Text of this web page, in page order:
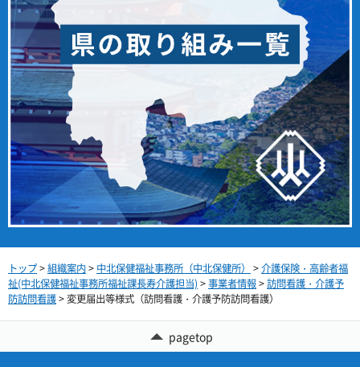
トップ>組織案内> 中北保健福祉事務所（中北保健所） >介護保険・高齢者福
祉(中北保健福祉事務所福祉課長寿介護担当) >事業者情報>訪問看護・介護予
防訪問看護> 変更届出等様式（訪問看護・介護予防訪問看護）
pagetop